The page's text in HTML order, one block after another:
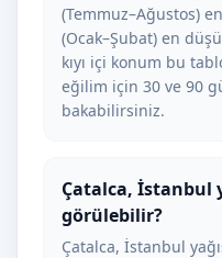
(Temmuz–Ağustos)
(Ocak–Şubat) en
kıyı içi konum bu
eğilim için 30 ve 90
bakabilirsiniz.
Çatalca, İstanbul
görülebilir?
Çatalca, İstanbul